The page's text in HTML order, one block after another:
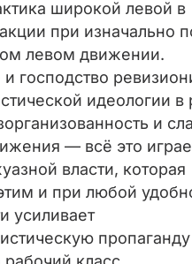
широкой левой в
при изначально
левом движении.
господство
идеологии в
и
— всё это
власти, которая
и при любой
усиливает